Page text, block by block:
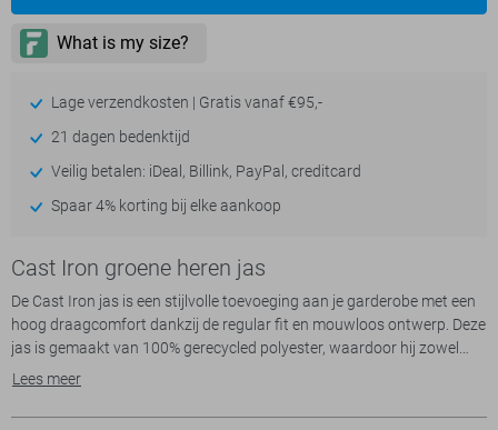
Lage verzendkosten | Gratis vanaf €95,-
21 dagen bedenktijd
Veilig betalen: iDeal, Billink, PayPal, creditcard
Spaar 4% korting bij elke aankoop
Cast Iron groene heren jas
De Cast Iron jas is een stijlvolle toevoeging aan je garderobe met een
hoog draagcomfort dankzij de regular fit en mouwloos ontwerp. Deze
jas is gemaakt van 100% gerecycled polyester, waardoor hij zowel
duurzaam als comfortabel is. De sage groene kleur geeft een
in het voorjaar. Praktisch met ritszakken en een ritssluiting, biedt deze
Lees meer